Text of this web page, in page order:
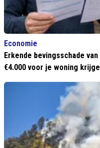
Economie
Erkende bevingsschade
€4.000 voor je woning